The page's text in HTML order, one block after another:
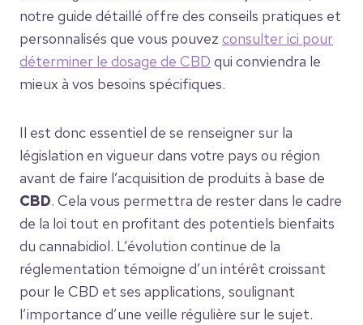
notre guide détaillé offre des conseils pratiques et
personnalisés que vous pouvez consulter ici pour
déterminer le dosage de CBD qui conviendra le
mieux à vos besoins spécifiques.
Il est donc essentiel de se renseigner sur la
législation en vigueur dans votre pays ou région
avant de faire l’acquisition de produits à base de
CBD. Cela vous permettra de rester dans le cadre
de la loi tout en profitant des potentiels bienfaits
du cannabidiol. L’évolution continue de la
réglementation témoigne d’un intérêt croissant
pour le CBD et ses applications, soulignant
l’importance d’une veille régulière sur le sujet.